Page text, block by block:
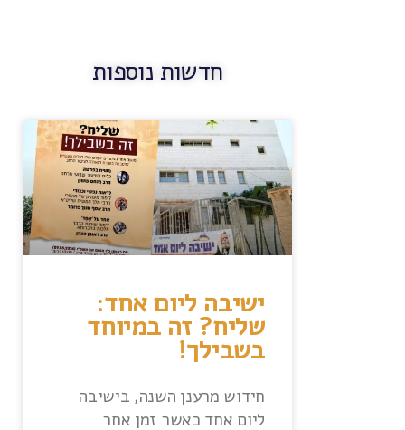
חדשות נוספות
ישיבה ליום אחד:
שליח? זה במיוחד
בשבילך!
חידוש מרענן השנה, בישיבה
ליום אחד כאשר זמן אחר